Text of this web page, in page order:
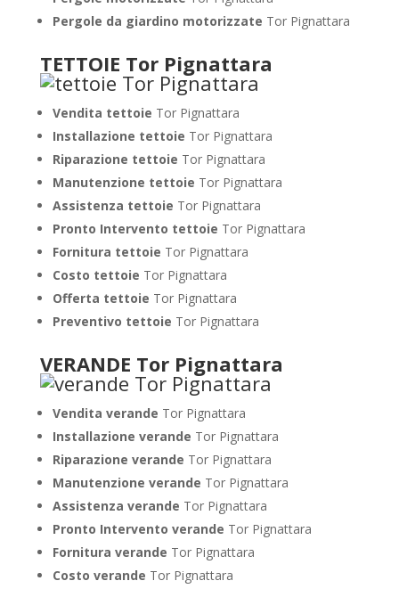
Pergole da giardino motorizzate Tor Pignattara
TETTOIE Tor Pignattara
Vendita tettoie Tor Pignattara
Installazione tettoie Tor Pignattara
Riparazione tettoie Tor Pignattara
Manutenzione tettoie Tor Pignattara
Assistenza tettoie Tor Pignattara
Pronto Intervento tettoie Tor Pignattara
Fornitura tettoie Tor Pignattara
Costo tettoie Tor Pignattara
Offerta tettoie Tor Pignattara
Preventivo tettoie Tor Pignattara
VERANDE Tor Pignattara
Vendita verande Tor Pignattara
Installazione verande Tor Pignattara
Riparazione verande Tor Pignattara
Manutenzione verande Tor Pignattara
Assistenza verande Tor Pignattara
Pronto Intervento verande Tor Pignattara
Fornitura verande Tor Pignattara
Costo verande Tor Pignattara